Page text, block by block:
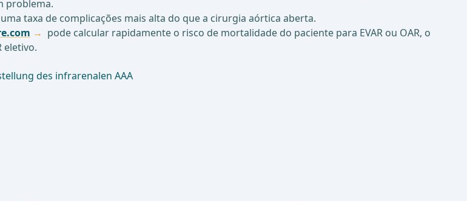
problema.
taxa de complicações mais alta do que a cirurgia aórtica aberta.
pode calcular rapidamente o risco de mortalidade do paciente para EVAR ou OAR, o
eletivo.
des infrarenalen AAA